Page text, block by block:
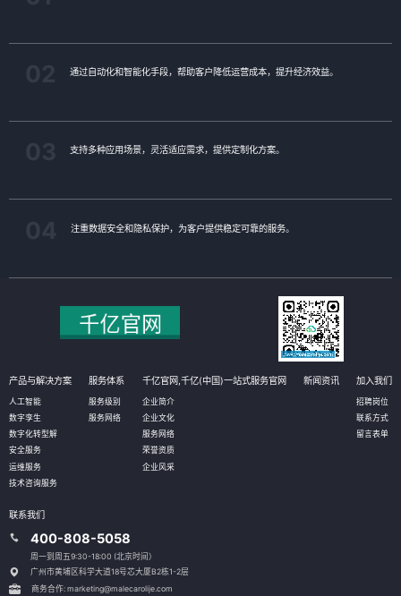
通过自动化和智能化手段，帮助客户降低运营成本，提升经济效益。
支持多种应用场景，灵活适应需求，提供定制化方案。
注重数据安全和隐私保护，为客户提供稳定可靠的服务。
产品与解决方案
人工智能
数字孪生
数字化转型解
安全服务
运维服务
技术咨询服务
服务体系
服务级别
服务网络
千亿官网,千亿(中国)一站式服务官网
企业简介
企业文化
服务网络
荣誉资质
企业风采
新闻资讯 加入我们
招聘岗位
联系方式
留言表单
联系我们
400-808-5058
周一到周五9:30-18:00 (北京时间）
广州市黄埔区科学大道18号芯大厦B2栋1-2层
商务合作: marketing@malecarolije.com